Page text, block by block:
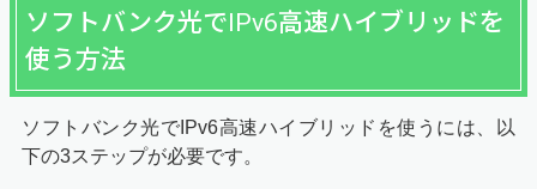
ソフトバンク光でIPv6高速ハイブリッドを
使う方法
ソフトバンク光でIPv6高速ハイブリッドを使うには、以
下の3ステップが必要です。